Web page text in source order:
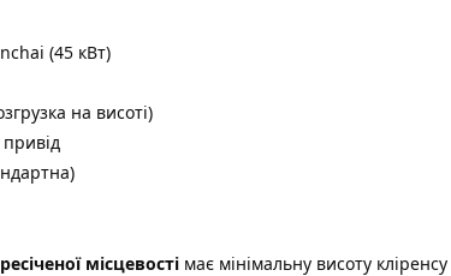
(45 кВт)
на висоті)
місцевості має мінімальну висоту